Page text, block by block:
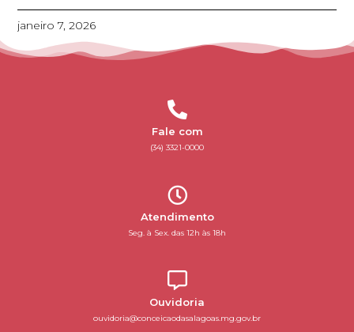
janeiro 7, 2026
Fale com
(34) 3321-0000
Atendimento
Seg. à Sex. das 12h às 18h
Ouvidoria
ouvidoria@conceicaodasalagoas.mg.gov.br